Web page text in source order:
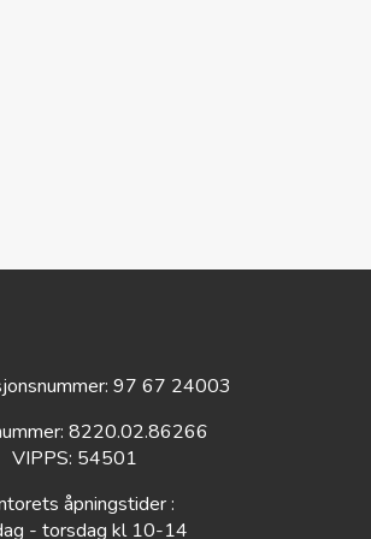
97 67 24003
8220.02.86266
VIPPS: 54501
åpningstider :
- torsdag kl 10-14